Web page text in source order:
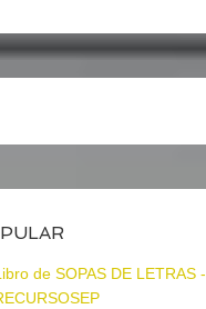
de SOPAS DE LETRAS -